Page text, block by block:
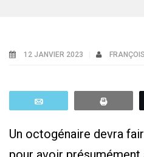
12 JANVIER 2023
Un octogénaire devra